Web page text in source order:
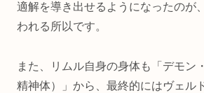
適解を導き出せるようになったのが
われる所以です。
また、リムル自身の身体も「デモン
精神体）」から、最終的にはヴェル